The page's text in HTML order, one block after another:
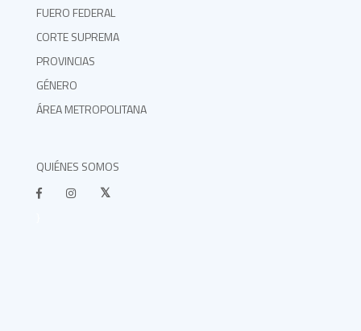
FUERO FEDERAL
CORTE SUPREMA
PROVINCIAS
GÉNERO
ÁREA METROPOLITANA
QUIÉNES SOMOS